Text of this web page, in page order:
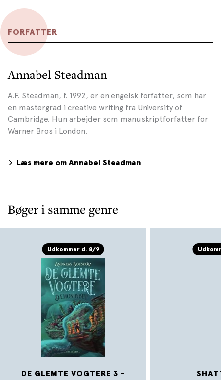
FORFATTER
Annabel Steadman
A.F. Steadman, f. 1992, er en engelsk forfatter, som har
en mastergrad i creative writing fra University of
Cambridge. Hun arbejder som manuskriptforfatter for
Warner Bros i London.
Læs mere om Annabel Steadman
Bøger i samme genre
Udkommer d. 8/9
DE GLEMTE VOGTERE 3 -